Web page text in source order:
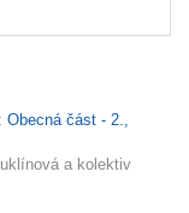
Obecná část - 2.,
a kolektiv